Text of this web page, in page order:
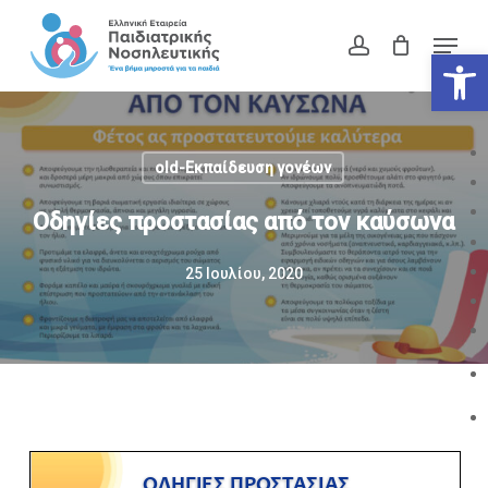
content
account
Menu
old-Εκπαίδευση γονέων
Οδηγίες προστασίας από τον καύσωνα
25 Ιουλίου, 2020
Close
Menu